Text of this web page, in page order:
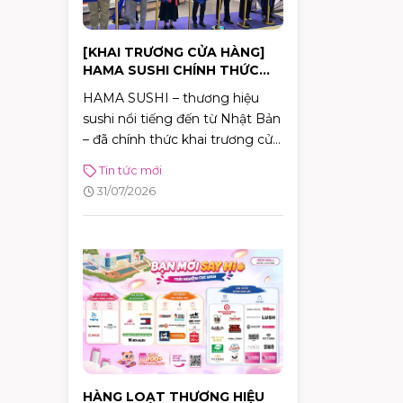
[KHAI TRƯƠNG CỬA HÀNG]
HAMA SUSHI CHÍNH THỨC
ĐẦU TIÊN TẠI VIỆT NAM
HAMA SUSHI – thương hiệu
sushi nổi tiếng đến từ Nhật Bản
– đã chính thức khai trương cửa
AEON MALL Tân Phú Celadon.
Bên cạnh trải nghiệm ẩm thực
động đặc biệt và nhận nhiều
phần quà hấp dẫn đến hết ngày
02/08.
Tin tức mới
31/07/2026
HÀNG LOẠT THƯƠNG HIỆU